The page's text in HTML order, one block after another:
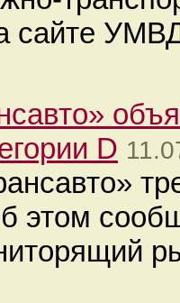
сайте
D
этом